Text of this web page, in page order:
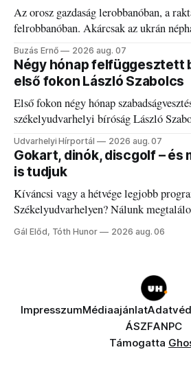
Az orosz gazdaság lerobbanóban, a
felrobbanóban. Akárcsak az ukrán
elégedetlen vezetőivel.
Buzás Ernő 2026 aug. 07
Négy hónap felfüggesztett
első fokon László Szabolcs
Első fokon négy hónap
székelyudvarhelyi bíróság László
Udvarhelyi Hírportál 2026 aug. 07
Gokart, dinók, discgolf – és
is tudjuk
Kíváncsi vagy a hétvége legjobb
Székelyudvarhelyen? Nálunk
a fogaddal, a fogorvosi ügyeletet is!
Gál Előd, Tóth Hunor 2026 aug. 06
ImpresszumMédiaajánlat
ÁSZFANPC
Támogatta